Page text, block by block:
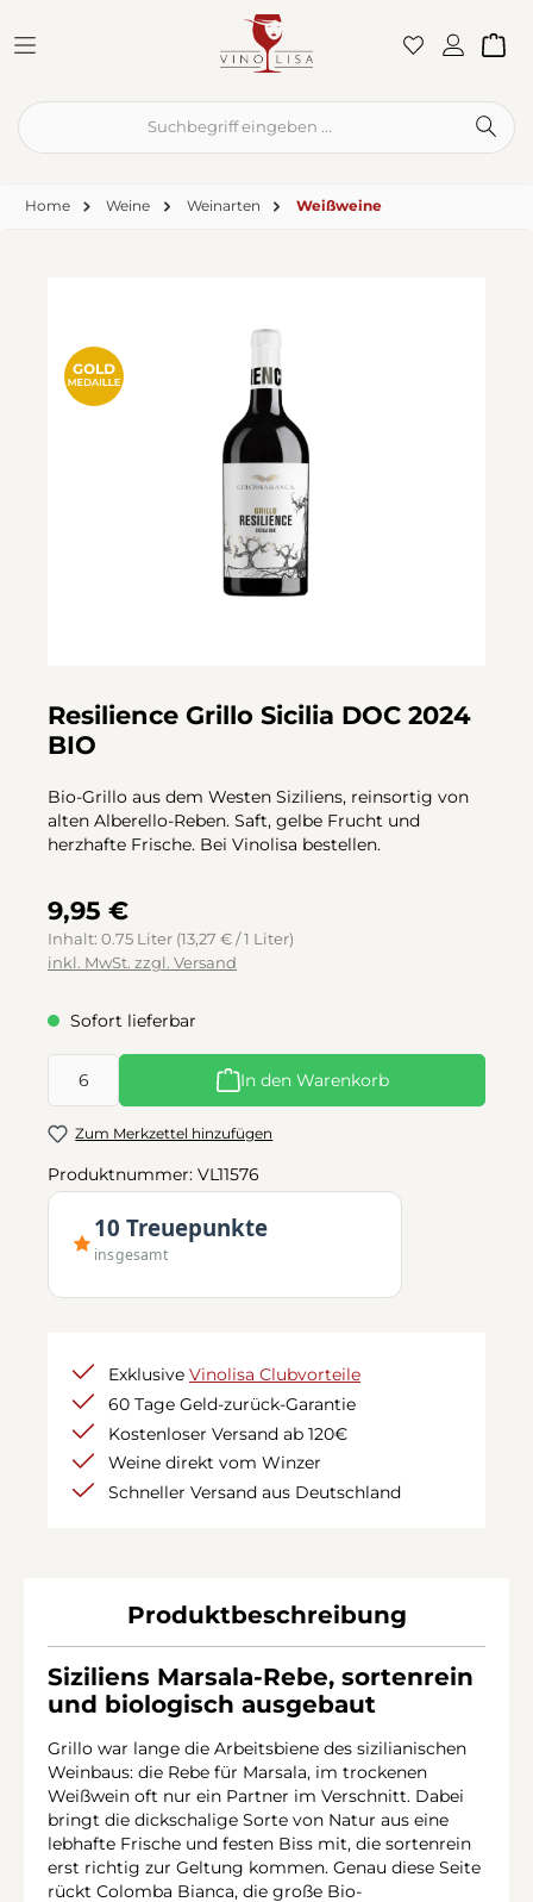
Home Weine Weinarten Weißweine
Bildergalerie überspringen
Resilience Grillo Sicilia DOC 2024
BIO
Bio-Grillo aus dem Westen Siziliens, reinsortig von
alten Alberello-Reben. Saft, gelbe Frucht und
herzhafte Frische. Bei Vinolisa bestellen.
9,95 €
Inhalt: 0.75 Liter (13,27 € / 1 Liter)
inkl. MwSt. zzgl. Versand
Sofort lieferbar
Produkt Anzahl: Gib den gewünschten Wert ein oder
In den Warenkorb
Zum Merkzettel hinzufügen
Produktnummer: VL11576
10 Treuepunkte
insgesamt
Exklusive Vinolisa Clubvorteile
60 Tage Geld-zurück-Garantie
Kostenloser Versand ab 120€
Weine direkt vom Winzer
Schneller Versand aus Deutschland
Produktbeschreibung
Siziliens Marsala-Rebe, sortenrein
und biologisch ausgebaut
Grillo war lange die Arbeitsbiene des sizilianischen
Weinbaus: die Rebe für Marsala, im trockenen
Weißwein oft nur ein Partner im Verschnitt. Dabei
bringt die dickschalige Sorte von Natur aus eine
lebhafte Frische und festen Biss mit, die sortenrein
erst richtig zur Geltung kommen. Genau diese Seite
rückt Colomba Bianca, die große Bio-